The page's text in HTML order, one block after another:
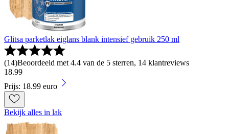
Glitsa parketlak eiglans blank intensief gebruik 250 ml
(14)Beoordeeld met 4.4 van de 5 sterren, 14 klantreviews
18.99
Prijs: 18.99 euro
Bekijk alles in lak